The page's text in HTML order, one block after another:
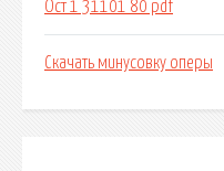
Ост 1 31101 80 pdf
Скачать минусовку оперы